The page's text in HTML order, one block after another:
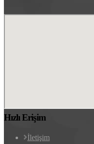
Hızlı Erişim
İletişim